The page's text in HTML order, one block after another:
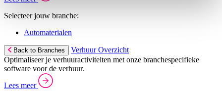
Selecteer jouw branche:
Automaterialen
Back to Branches
Verhuur Overzicht
Optimaliseer je verhuuractiviteiten met onze branchespecifieke
software voor de verhuur.
Lees meer